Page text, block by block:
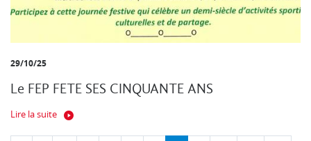
29/10/25
Le FEP FETE SES CINQUANTE ANS
Lire la suite